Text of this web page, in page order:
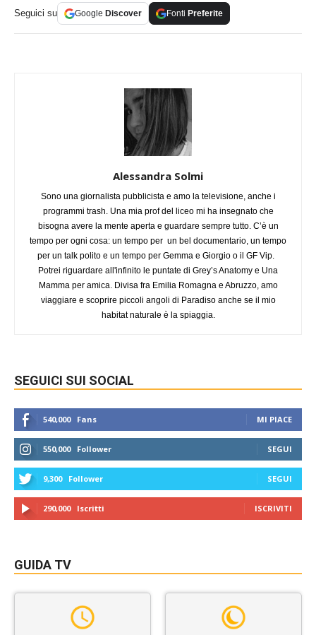
Seguici su Google Discover Fonti Preferite
Alessandra Solmi
Sono una giornalista pubblicista e amo la televisione, anche i
programmi trash. Una mia prof del liceo mi ha insegnato che
bisogna avere la mente aperta e guardare sempre tutto. C’è un
tempo per ogni cosa: un tempo per un bel documentario, un tempo
per un talk polito e un tempo per Gemma e Giorgio o il GF Vip.
Potrei riguardare all'infinito le puntate di Grey’s Anatomy e Una
Mamma per amica. Divisa fra Emilia Romagna e Abruzzo, amo
viaggiare e scoprire piccoli angoli di Paradiso anche se il mio
habitat naturale è la spiaggia.
SEGUICI SUI SOCIAL
540,000 Fans MI PIACE
550,000 Follower SEGUI
9,300 Follower SEGUI
290,000 Iscritti ISCRIVITI
GUIDA TV